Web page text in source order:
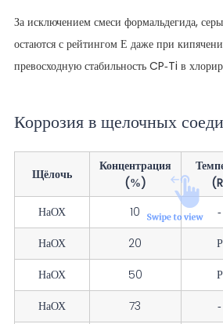
За исключением смеси формальдегида,
остаются с рейтингом Е даже при
превосходную стабильность CP-Ti в
Коррозия в щелочных
Щёлочь
Концентрация
(%)
НаОХ
10
НаОХ
20
НаОХ
50
НаОХ
73